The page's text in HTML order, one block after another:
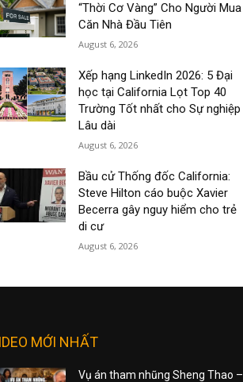
“Thời Cơ Vàng” Cho Người Mua
Căn Nhà Đầu Tiên
August 6, 2026
Xếp hạng LinkedIn 2026: 5 Đại
học tại California Lọt Top 40
Trường Tốt nhất cho Sự nghiệp
Lâu dài
August 6, 2026
Bầu cử Thống đốc California:
Steve Hilton cáo buộc Xavier
Becerra gây nguy hiểm cho trẻ
di cư
August 6, 2026
MỚI NHẤT
Vụ án tham nhũng Sheng Thao –